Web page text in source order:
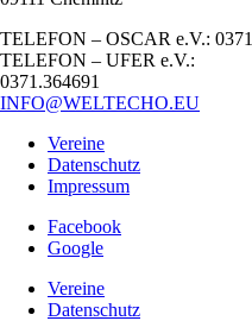
TELEFON – OSCAR e.V.:
TELEFON – UFER e.V.:
0371.364691
INFO@WELTECHO.EU
Vereine
Datenschutz
Impressum
Facebook
Google
Vereine
Datenschutz